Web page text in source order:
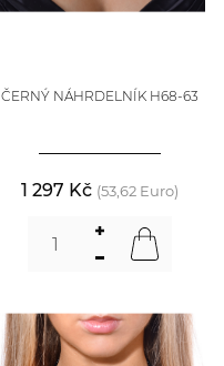
ČERNÝ NÁHRDELNÍK H68-63
1 297 Kč (53,62 Euro)